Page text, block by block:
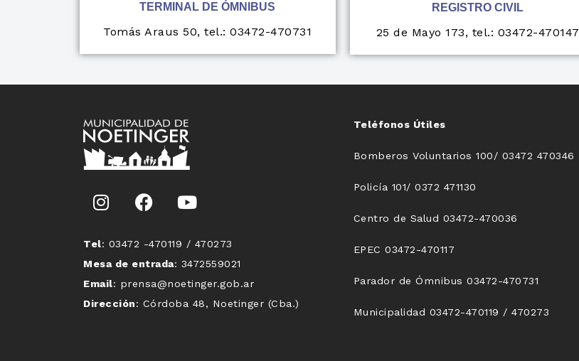
TERMINAL DE ÓMNIBUS
Tomás Araus 50, tel.: 03472-470731
REGISTRO CIVIL
25 de Mayo 173, tel.: 03472-470147
Tel: 03472 -470119 / 470273
Mesa de entrada: 3472559021
Email: prensa@noetinger.gob.ar
Dirección: Córdoba 48, Noetinger (Cba.)
Teléfonos Útiles
Bomberos Voluntarios 100/ 03472 470346
Policía 101/ 0372 471130
Centro de Salud 03472-470036
EPEC 03472-470117
Parador de Ómnibus 03472-470731
Municipalidad 03472-470119 / 470273